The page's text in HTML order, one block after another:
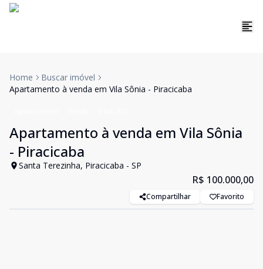
Home
Buscar imóvel
Apartamento à venda em Vila Sônia - Piracicaba
Apartamento à venda em Vila Sônia
- Piracicaba
Santa Terezinha, Piracicaba - SP
R$ 100.000,00
Compartilhar Favorito